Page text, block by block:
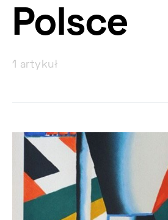
Polsce
1 artykuł